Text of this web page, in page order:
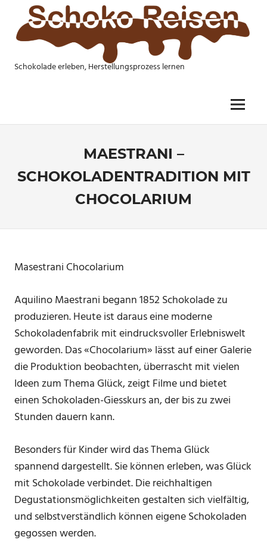
content
Schokolade erleben, Herstellungsprozess lernen
Menu
MAESTRANI –
SCHOKOLADENTRADITION MIT
CHOCOLARIUM
Masestrani Chocolarium
Aquilino Maestrani begann 1852 Schokolade zu
produzieren. Heute ist daraus eine moderne
Schokoladenfabrik mit eindrucksvoller Erlebniswelt
geworden. Das «Chocolarium» lässt auf einer Galerie
die Produktion beobachten, überrascht mit vielen
Ideen zum Thema Glück, zeigt Filme und bietet
einen Schokoladen-Giesskurs an, der bis zu zwei
Stunden dauern kann.
Besonders für Kinder wird das Thema Glück
spannend dargestellt. Sie können erleben, was Glück
mit Schokolade verbindet. Die reichhaltigen
Degustationsmöglichkeiten gestalten sich vielfältig,
und selbstverständlich können eigene Schokoladen
gegossen werden.